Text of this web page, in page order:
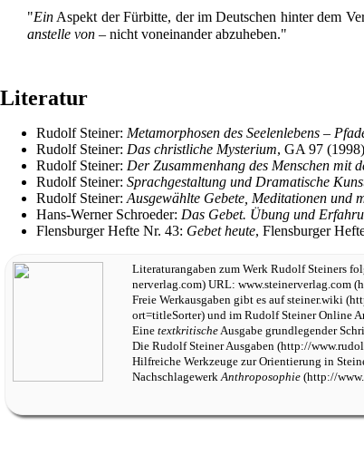
"Ein Aspekt der Fürbitte, der im Deutschen hinter dem
anstelle von – nicht voneinander abzuheben."
Literatur
Rudolf Steiner: Metamorphosen des Seelenlebens –
Rudolf Steiner: Das christliche Mysterium, GA 97 (1998)
Rudolf Steiner: Der Zusammenhang des Menschen mit
Rudolf Steiner: Sprachgestaltung und Dramatische
Rudolf Steiner: Ausgewählte Gebete, Meditationen und
Hans-Werner Schroeder: Das Gebet. Übung und
Flensburger Hefte Nr. 43: Gebet heute, Flensburger
Literaturangaben zum Werk Rudolf Steiners
URL: www.steinerverlag.com
Freie Werkausgaben gibt es aufsteiner.wiki
und im Rudolf Steiner Online
Eine textkritischeAusgabe grundlegender
Die Rudolf Steiner Ausgaben
Hilfreiche Werkzeuge zur Orientierung in
NachschlagewerkAnthroposophie